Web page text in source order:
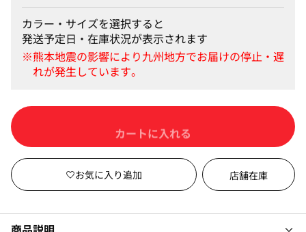
カラー・サイズを選択すると
発送予定日・在庫状況が表示されます
カートに入れる
店舗在庫